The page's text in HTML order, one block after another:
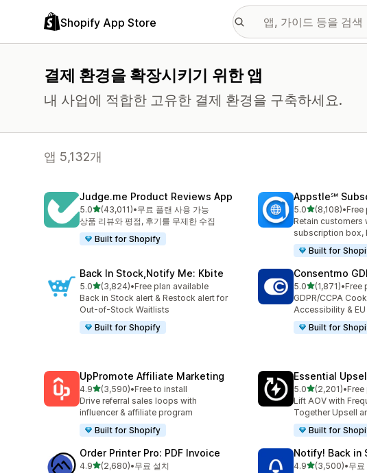
Shopify App Store
결제 환경을 확장시키기 위한 앱
내 사업에 적합한 고유한 결제 환경을 구축하세요.
앱 5,132개
Judge.me Product Reviews App
5.0별 5개 중
(43,011)
총 리뷰 43011개
•무료 플랜 사용 가능
상품 리뷰와 평점, 후기를 무제한 수집
Built for Shopify
Appstle℠
5.0별 5개 중
(8,108)
총 리뷰 8108개
•Free
Retain
subscription box,
Built for
Back In Stock,Notify Me: Kbite
5.0별 5개 중
(3,824)
총 리뷰 3824개
•Free plan available
Back in Stock alert & Restock alert for
Out-of-Stock Waitlists
Built for Shopify
Consentmo
5.0별 5개 중
(1,871)
총 리뷰 1871개
•Free
GDPR/CCPA
Accessibility &
Built for
UpPromote Affiliate Marketing
4.9별 5개 중
(3,590)
총 리뷰 3590개
•Free to install
Drive referral sales loops with
influencer & affiliate program
Built for Shopify
Essential
5.0별 5개 중
(2,201)
총 리뷰 2201개
•Free
Lift AOV with
Together Upsell
Built for
Order Printer Pro: PDF Invoice
4.9별 5개 중
(2,680)
총 리뷰 2680개
•무료 설치
Notify! Back in
4.9별 5개 중
(3,500)
총 리뷰 3500개
•무료